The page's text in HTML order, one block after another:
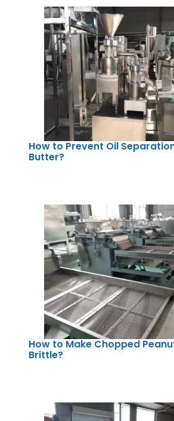
How to Prevent Oil
Butter?
How to Make Chopped
Brittle?